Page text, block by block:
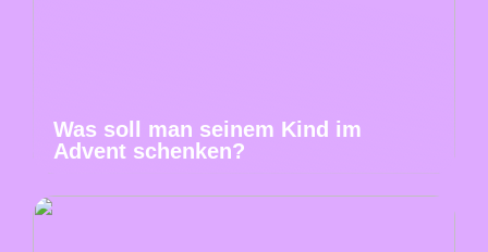
Was soll man seinem Kind im
Advent schenken?